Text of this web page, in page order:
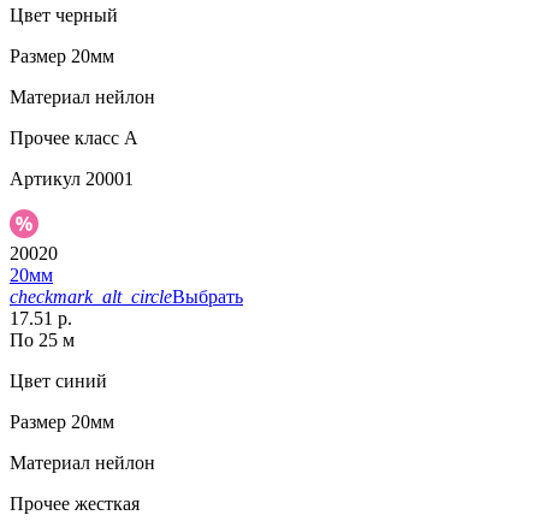
Цвет черный
Размер 20мм
Материал нейлон
Прочее класс А
Артикул 20001
20020
20мм
checkmark_alt_circleВыбрать
17.51 р.
По 25 м
Цвет синий
Размер 20мм
Материал нейлон
Прочее жесткая